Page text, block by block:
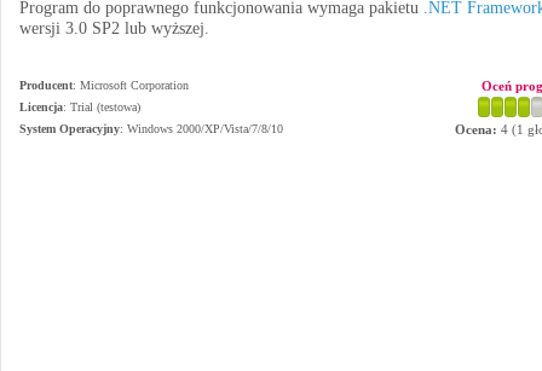
Program do poprawnego funkcjonowania wymaga pakietu .NET
wersji 3.0 SP2 lub wyższej.
Producent: Microsoft Corporation
Licencja: Trial (testowa)
System Operacyjny: Windows 2000/XP/Vista/7/8/10
Oceń
Ocena: 4 (1